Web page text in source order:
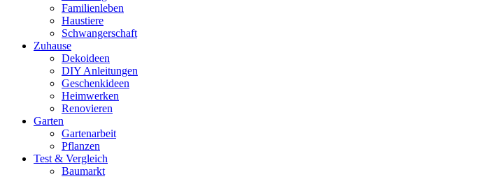
Familienleben
Haustiere
Schwangerschaft
Zuhause
Dekoideen
DIY Anleitungen
Geschenkideen
Heimwerken
Renovieren
Garten
Gartenarbeit
Pflanzen
Test & Vergleich
Baumarkt